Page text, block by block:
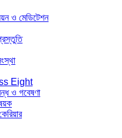
ও মেডিটেশন
Eight
ও গবেষণা